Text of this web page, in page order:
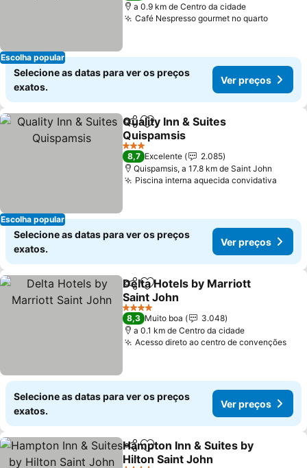
Escolha popular
a 0.9 km de Centro da cidade
Café Nespresso gourmet no quarto
Selecione as datas para ver os preços
exatos.
Ver preços
Escolha popular
PartilharAdicionar aos favoritos
Quality Inn & Suites
Quispamsis
3 Estrelas
8,7 Excelente
2.085
Quispamsis, a 17.8 km de Saint John
Piscina interna aquecida convidativa
Selecione as datas para ver os preços
exatos.
Ver preços
PartilharAdicionar aos favoritos
Delta Hotels by Marriott
Saint John
4 Estrelas
8,3 Muito boa
3.048
a 0.1 km de Centro da cidade
Acesso direto ao centro de convenções
Selecione as datas para ver os preços
exatos.
Ver preços
PartilharAdicionar aos favoritos
Hampton Inn & Suites by
Hilton Saint John